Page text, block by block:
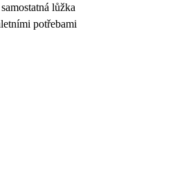
lůžka
potřebami